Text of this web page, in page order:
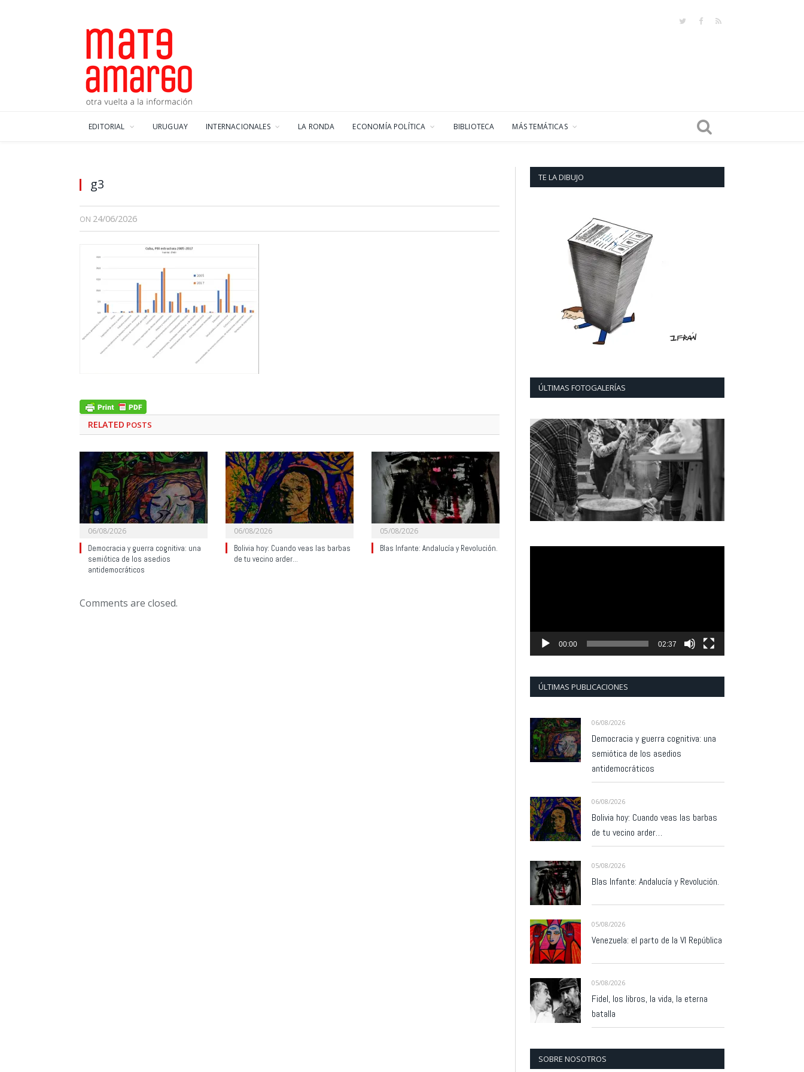
TwitterFacebook
RSS
EDITORIAL URUGUAY INTERNACIONALES LA RONDA ECONOMÍA POLÍTICA BIBLIOTECA MÁS TEMÁTICAS
g3
ON 24/06/2026
RELATED POSTS
06/08/2026
Democracia y guerra cognitiva: una
semiótica de los asedios
antidemocráticos
06/08/2026
Bolivia hoy: Cuando veas las barbas
de tu vecino arder…
05/08/2026
Blas Infante: Andalucía y Revolución.
Comments are closed.
TE LA DIBUJO
ÚLTIMAS FOTOGALERÍAS
00:00 02:37
ÚLTIMAS PUBLICACIONES
06/08/2026
Democracia y guerra cognitiva: una
semiótica de los asedios
antidemocráticos
06/08/2026
Bolivia hoy: Cuando veas las barbas
de tu vecino arder…
05/08/2026
Blas Infante: Andalucía y Revolución.
05/08/2026
Venezuela: el parto de la VI República
05/08/2026
Fidel, los libros, la vida, la eterna
batalla
SOBRE NOSOTROS